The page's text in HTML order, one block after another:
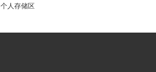
个人存储区